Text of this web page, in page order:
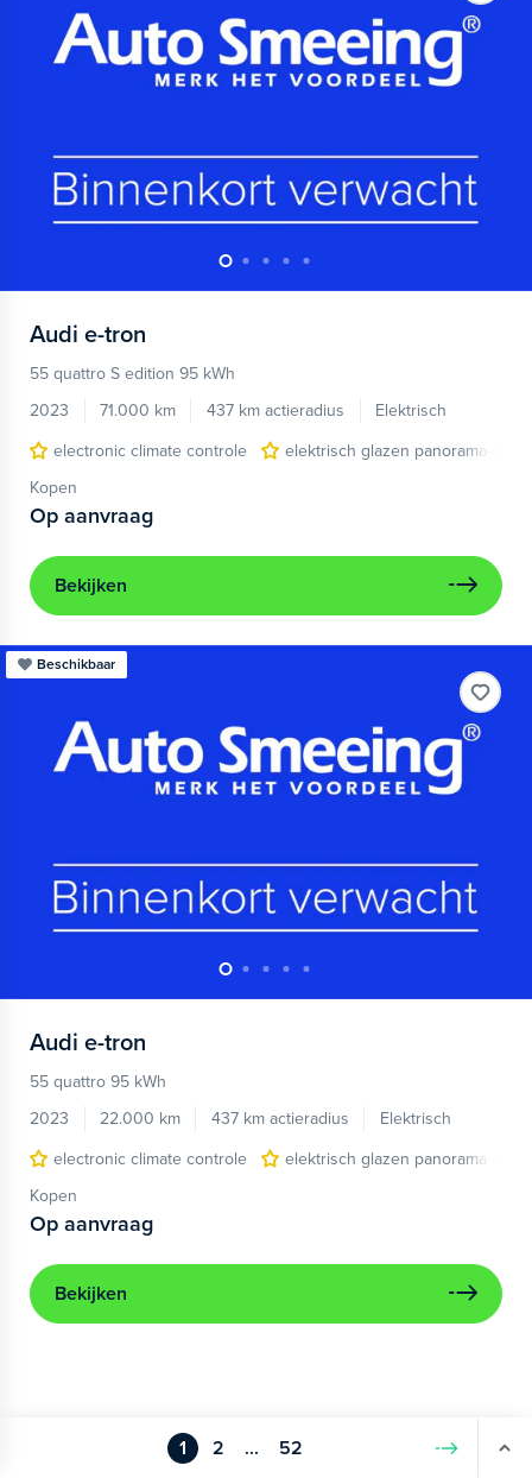
Audi e-tron
55 quattro S edition 95 kWh
2023
71.000 km 437 km actieradius
Elektrisch
electronic climate controle
elektrisch glazen panorama-dak
Kopen
Op aanvraag
Bekijken
Beschikbaar
Audi e-tron
55 quattro 95 kWh
2023
22.000 km 437 km actieradius
Elektrisch
electronic climate controle
elektrisch glazen panorama-dak
Kopen
Op aanvraag
Bekijken
1 2 ... 52 Volgende